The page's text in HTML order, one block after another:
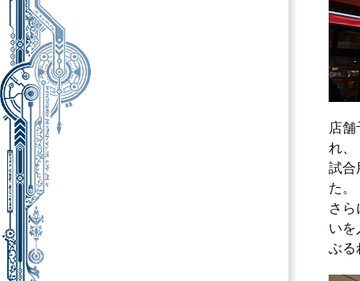
店
れ、
試合
た。
さ
いを
ぶる